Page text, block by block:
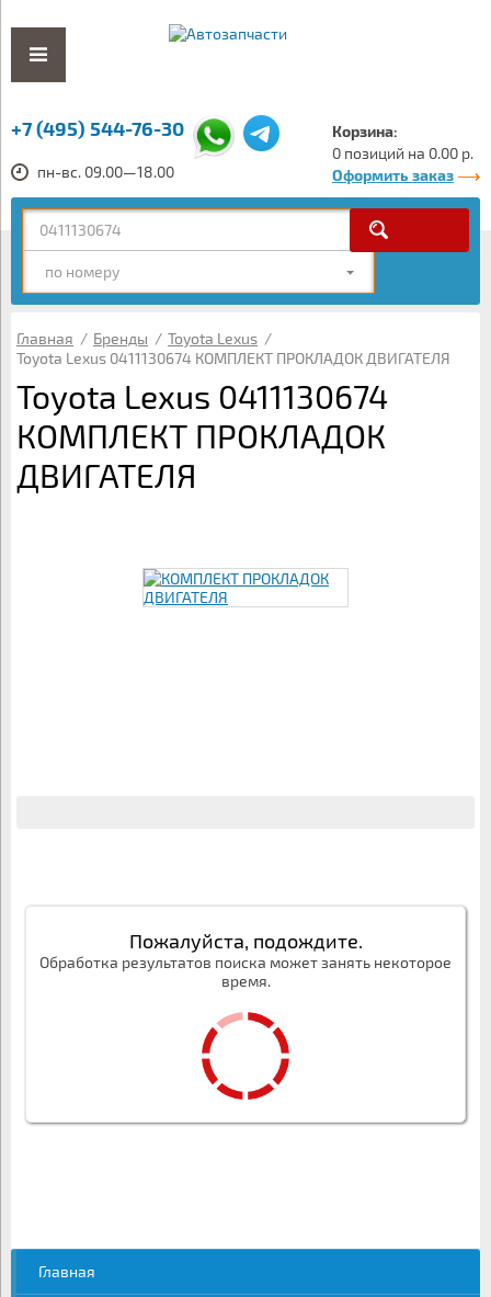
+7 (495) 544-76-30
пн-вс. 09.00—18.00
Корзина:
0 позиций на 0.00 р.
Оформить заказ
по номеру
Главная / Бренды / Toyota Lexus /
Toyota Lexus 0411130674 КОМПЛЕКТ ПРОКЛАДОК ДВИГАТЕЛЯ
Toyota Lexus 0411130674
КОМПЛЕКТ ПРОКЛАДОК
ДВИГАТЕЛЯ
Пожалуйста, подождите.
Обработка результатов поиска может занять некоторое
время.
Главная